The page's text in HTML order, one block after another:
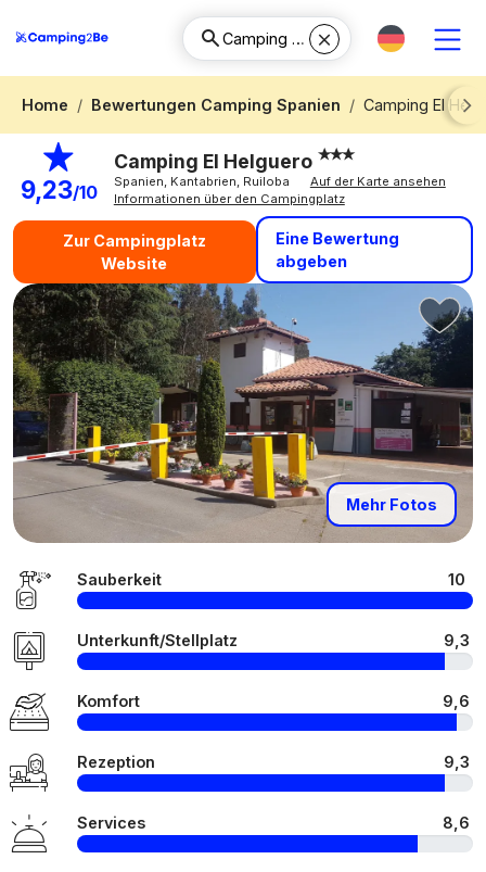
Home Bewertungen Camping Spanien
Camping El
Next
9,23/10
Camping El Helguero
Spanien, Kantabrien, Ruiloba
Auf der Karte ansehen
Informationen über den Campingplatz
Zur Campingplatz
Website
Eine Bewertung
abgeben
Mehr Fotos
Sauberkeit 10
Unterkunft/Stellplatz 9,3
Komfort 9,6
Rezeption 9,3
Services 8,6